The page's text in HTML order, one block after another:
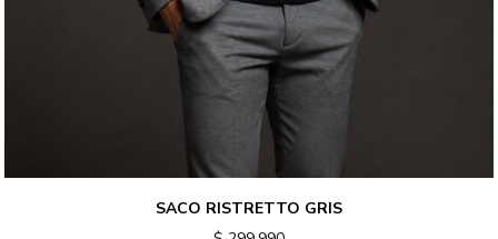
SACO RISTRETTO GRIS